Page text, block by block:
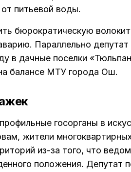
питьевой воды.
бюрократическую
Параллельно депутат
в дачные поселки
балансе МТУ города Ош.
госорганы в
жители
из-за того, что
положения. Депутат